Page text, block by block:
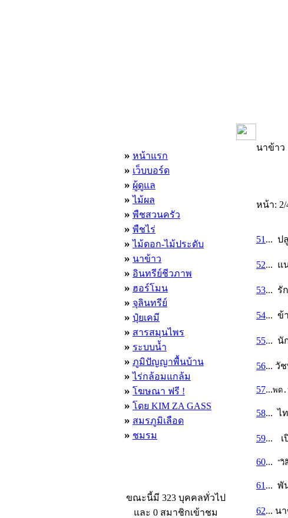
» หน้าแรก
» เว็บบอร์ด
» ผู้ดูแล
» ไม้ผล
» พืชสวนครัว
» พืชไร่
» ไม้ดอก-ไม้ประดับ
» นาข้าว
» อินทรีย์ชีวภาพ
» ฮอร์โมน
» จุลินทรีย์
» ปุ๋ยเคมี
» สารสมุนไพร
» ระบบน้ำ
» ภูมิปัญญาพื้นบ้าน
» ไร่กล้อมแกล้ม
» โฆษณา ฟรี !
» โดย KIM ZA GASS
» สมรภูมิเลือด
» ชมรม
ขณะนี้มี 323 บุคคลทั่วไป
และ 0 สมาชิกเข้าชม
นาข้าว
หน้า: 2/
51 ... ป
52... แ
53... รั
54... ข้
55... นั
56... วั
57...พด.
58...ไ
59...
60... "วิ
61 ... พั
62... น